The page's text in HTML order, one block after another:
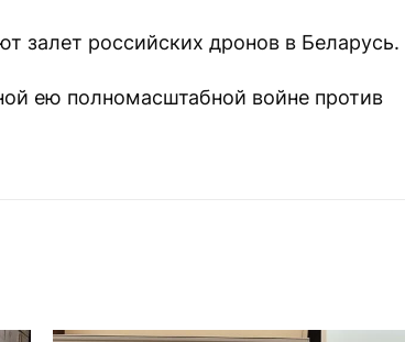
залет российских дронов в Беларусь.
ею полномасштабной войне против